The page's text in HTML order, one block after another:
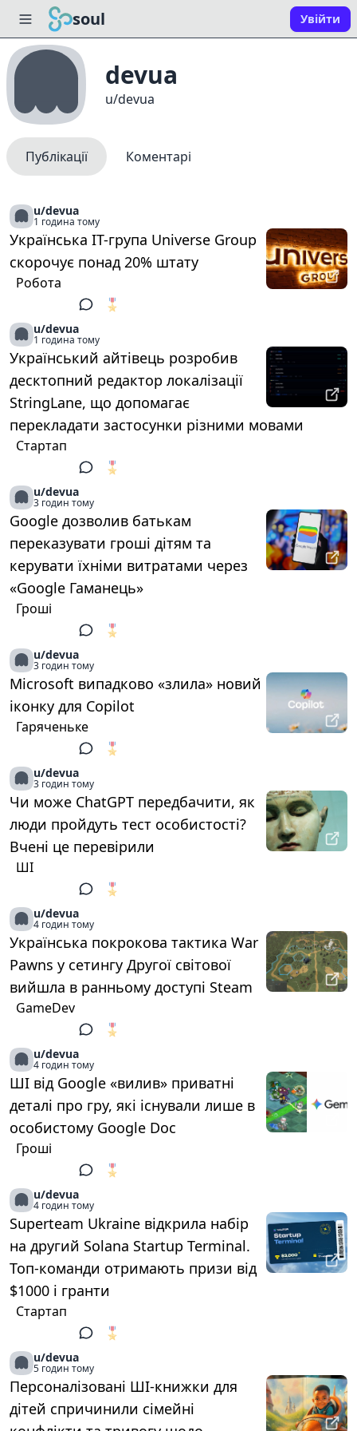
soul Увійти
devua
u/devua
Публікації Коментарі
u/devua
1 година тому
Українська IT-група Universe Group
скорочує понад 20% штату
Робота
🎖️
u/devua
1 година тому
Український айтівець розробив
десктопний редактор локалізації
StringLane, що допомагає
перекладати застосунки різними мовами
Стартап
🎖️
u/devua
3 годин тому
Google дозволив батькам
переказувати гроші дітям та
керувати їхніми витратами через
«Google Гаманець»
Гроші
🎖️
u/devua
3 годин тому
Microsoft випадково «злила» новий
іконку для Copilot
Гаряченьке
🎖️
u/devua
3 годин тому
Чи може ChatGPT передбачити, як
люди пройдуть тест особистості?
Вчені це перевірили
ШІ
🎖️
u/devua
4 годин тому
Українська покрокова тактика War
Pawns у сетингу Другої світової
вийшла в ранньому доступі Steam
GameDev
🎖️
u/devua
4 годин тому
ШІ від Google «вилив» приватні
деталі про гру, які існували лише в
особистому Google Doc
Гроші
🎖️
u/devua
4 годин тому
Superteam Ukraine відкрила набір
на другий Solana Startup Terminal.
Топ-команди отримають призи від
$1000 і гранти
Стартап
🎖️
u/devua
5 годин тому
Персоналізовані ШІ-книжки для
дітей спричинили сімейні